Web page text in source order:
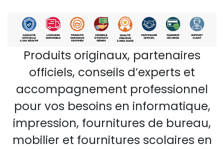
Produits originaux, partenaires
officiels, conseils d’experts et
accompagnement professionnel
pour vos besoins en informatique,
impression, fournitures de bureau,
mobilier et fournitures scolaires en